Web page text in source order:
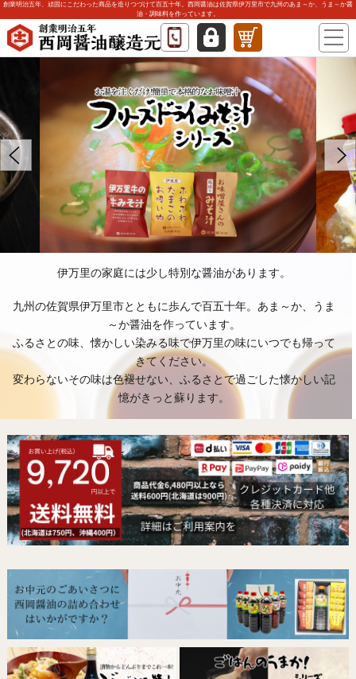
創業明治五年、頑固にこだわった商品を造りつづけて百五十年。西岡醤油は佐賀県伊万里市で九州のあま～か、うま～か醤
油・調味料を作っています。
伊万里の家庭には少し特別な醤油があります。
九州の佐賀県伊万里市とともに歩んで百五十年。あま～か、うま
～か醤油を作っています。
ふるさとの味、懐かしい染みる味で伊万里の味にいつでも帰って
きてください。
変わらないその味は色褪せない、ふるさとで過ごした懐かしい記
憶がきっと蘇ります。